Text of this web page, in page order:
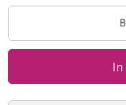
Collection